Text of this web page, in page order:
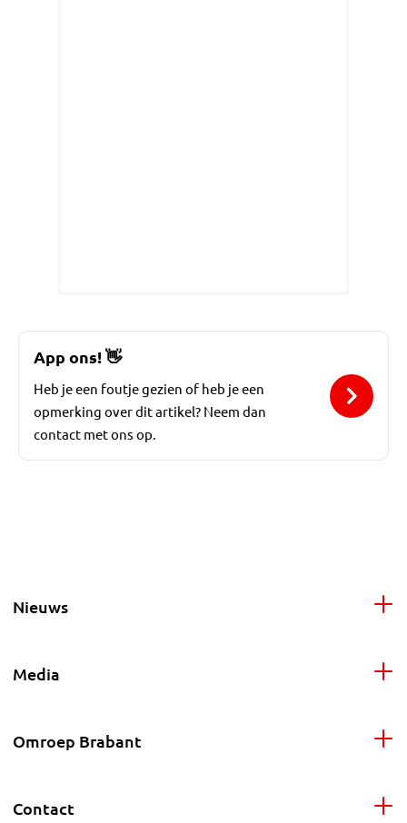
App ons!👋
Heb je een foutje gezien of heb je een
opmerking over dit artikel? Neem dan
contact met ons op.
Nieuws
Media
Omroep Brabant
Contact